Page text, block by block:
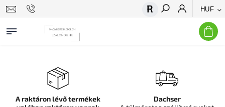
HUF
Keresés
A raktáron lévő termékek
Dachser